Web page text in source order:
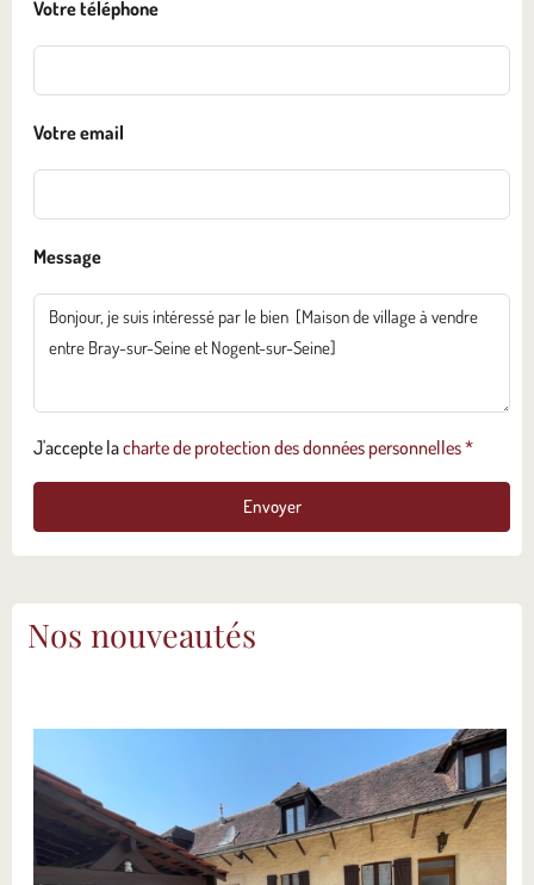
Votre téléphone
Votre email
Message
J'accepte lacharte de protection des données personnelles *
Envoyer
Nos nouveautés